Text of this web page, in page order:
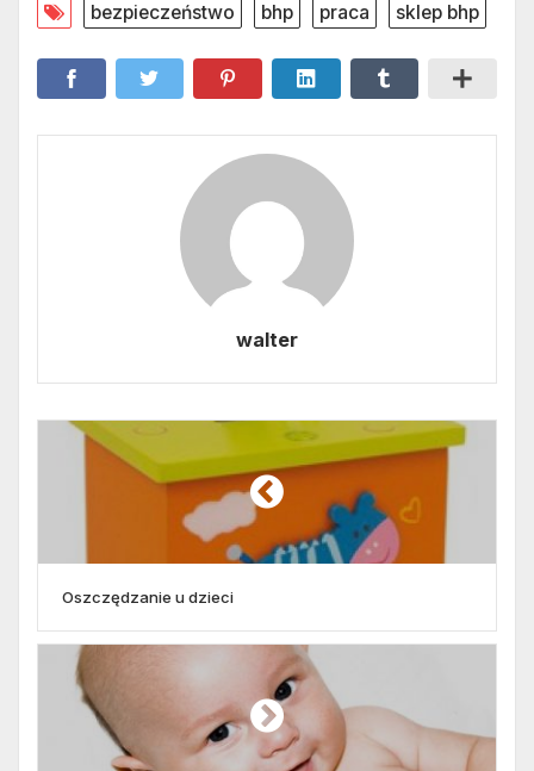
bezpieczeństwo bhp praca sklep bhp
walter
Oszczędzanie u dzieci